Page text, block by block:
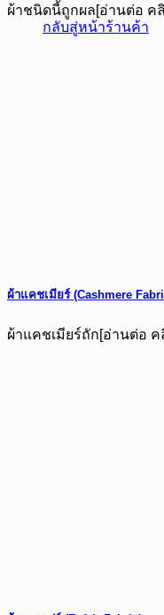
กลับสู่หน้าร้านค้า
ผ้าชนิดนี้ถูกผล[อ่านต่อ ค
ผ้าแคชเมียร์ (Cashmere
ผ้าแคชเมียร์ถัก[อ่านต่อ